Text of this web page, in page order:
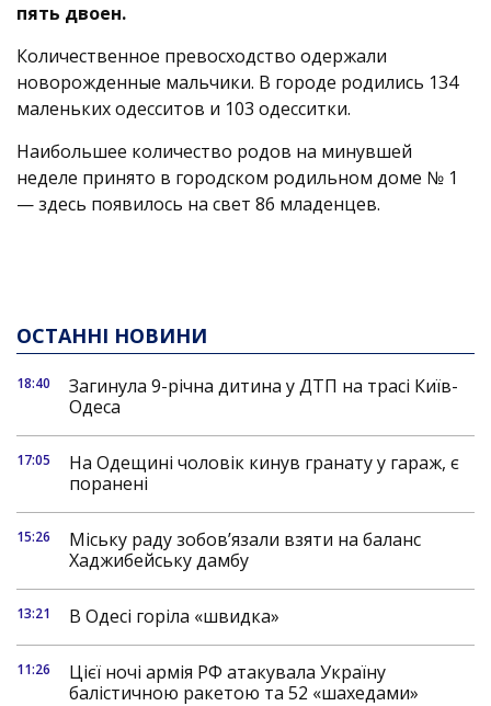
пять двоен.
Количественное превосходство одержали
новорожденные мальчики. В городе родились 134
маленьких одесситов и 103 одесситки.
Наибольшее количество родов на минувшей
неделе принято в городском родильном доме № 1
— здесь появилось на свет 86 младенцев.
ОСТАННІ НОВИНИ
18:40
Загинула 9-річна дитина у ДТП на трасі Київ-
Одеса
17:05
На Одещині чоловік кинув гранату у гараж, є
поранені
15:26
Міську раду зобов’язали взяти на баланс
Хаджибейську дамбу
13:21 В Одесі горіла «швидка»
11:26
Цієї ночі армія РФ атакувала Україну
балістичною ракетою та 52 «шахедами»